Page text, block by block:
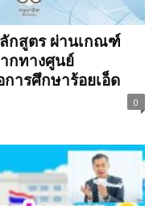
กสูตร ผ่านเกณฑ์
กทางศูนย์
ารศึกษาร้อยเอ็ด
0